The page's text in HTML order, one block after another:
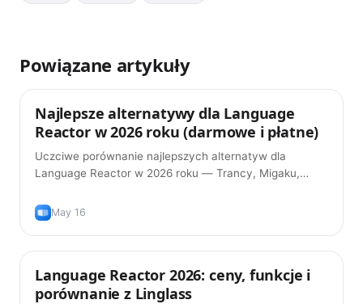
Powiązane artykuły
Porady
Najlepsze alternatywy dla Language
Reactor w 2026 roku (darmowe i płatne)
Uczciwe porównanie najlepszych alternatyw dla
Language Reactor w 2026 roku — Trancy, Migaku,
do twojego sposobu nauki.
May 16
Porady
Language Reactor 2026: ceny, funkcje i
porównanie z Linglass